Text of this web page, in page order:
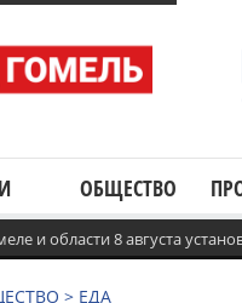
ОБЩЕСТВО
и области 8 августа
> ЕДА